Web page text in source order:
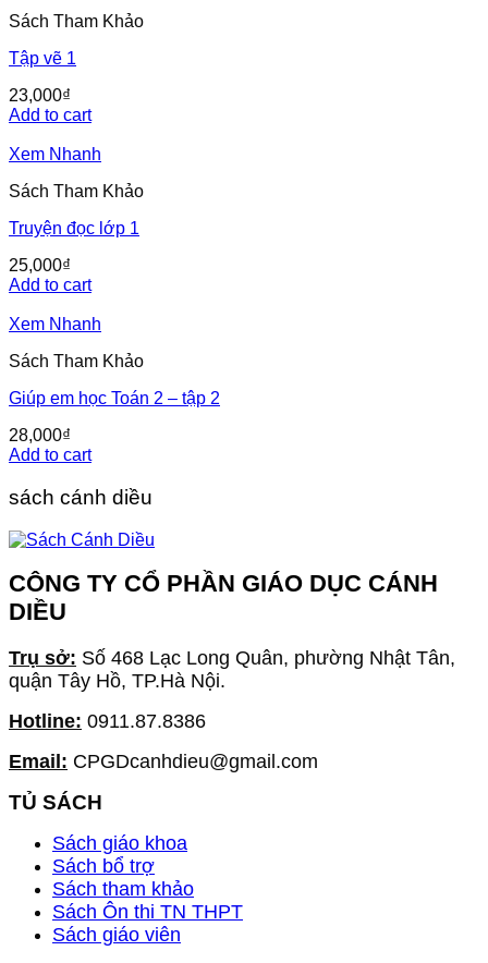
Sách Tham Khảo
Tập vẽ 1
23,000₫
Add to cart
Xem Nhanh
Sách Tham Khảo
Truyện đọc lớp 1
25,000₫
Add to cart
Xem Nhanh
Sách Tham Khảo
Giúp em học Toán 2 – tập 2
28,000₫
Add to cart
sách cánh diều
CÔNG TY CỔ PHẦN GIÁO DỤC CÁNH
DIỀU
Trụ sở: Số 468 Lạc Long Quân, phường Nhật Tân,
quận Tây Hồ, TP.Hà Nội.
Hotline: 0911.87.8386
Email: CPGDcanhdieu@gmail.com
TỦ SÁCH
Sách giáo khoa
Sách bổ trợ
Sách tham khảo
Sách Ôn thi TN THPT
Sách giáo viên